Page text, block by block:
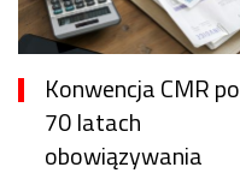
Konwencja CMR po
70 latach
obowiązywania